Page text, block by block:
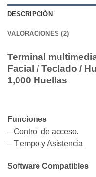
DESCRIPCIÓN
VALORACIONES (2)
Terminal
Facial / Teclado /
1,000 Huellas
Funciones
– Control de acceso.
– Tiempo y Asistencia
Software Compatibles